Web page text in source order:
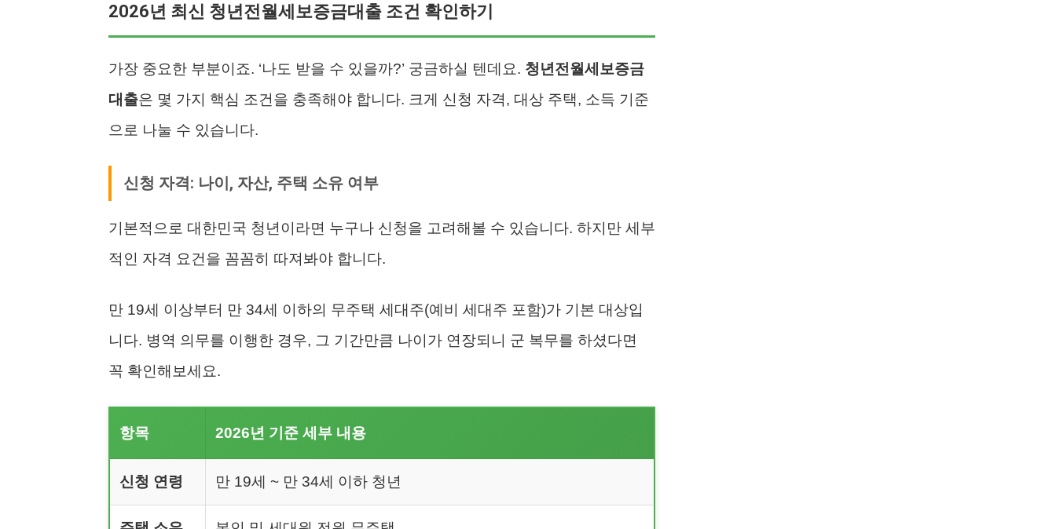
2026년 최신 청년전월세보증금대출 조건 확인하기
가장 중요한 부분이죠. ‘나도 받을 수 있을까?’ 궁금하실 텐데요. 청년전월세보증금
대출은 몇 가지 핵심 조건을 충족해야 합니다. 크게 신청 자격, 대상 주택, 소득 기준
으로 나눌 수 있습니다.
신청 자격: 나이, 자산, 주택 소유 여부
기본적으로 대한민국 청년이라면 누구나 신청을 고려해볼 수 있습니다. 하지만 세부
적인 자격 요건을 꼼꼼히 따져봐야 합니다.
만 19세 이상부터 만 34세 이하의 무주택 세대주(예비 세대주 포함)가 기본 대상입
니다. 병역 의무를 이행한 경우, 그 기간만큼 나이가 연장되니 군 복무를 하셨다면
꼭 확인해보세요.
항목 2026년 기준 세부 내용
신청 연령 만 19세 ~ 만 34세 이하 청년